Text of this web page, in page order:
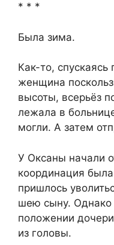
* * *
Была зима.
Как-то, спускаясь
женщина
высоты, всерьёз
лежала в
могли. А затем
У Оксаны начали
координация
пришлось
шею сыну.
положении
из головы.